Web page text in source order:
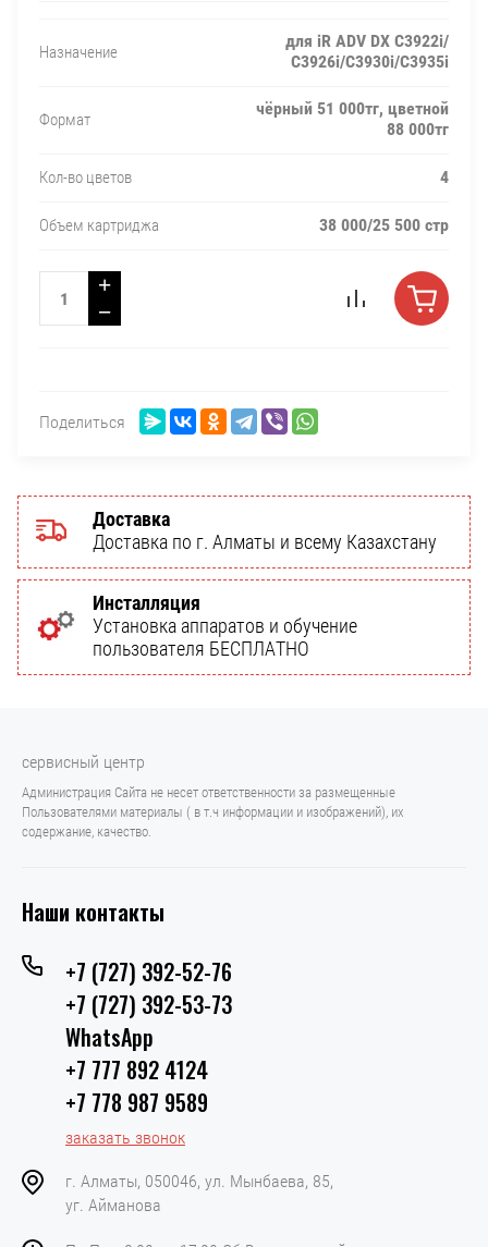
Назначение
для iR ADV DX C3922i/
С3926i/С3930i/C3935i
Формат
чёрный 51 000тг, цветной
88 000тг
Кол-во цветов 4
Объем картриджа 38 000/25 500 стр
−
+
Поделиться
Доставка
Доставка по г. Алматы и всему Казахстану
Инсталляция
Установка аппаратов и обучение
пользователя БЕСПЛАТНО
сервисный центр
Администрация Сайта не несет ответственности за размещенные
Пользователями материалы ( в т.ч информации и изображений), их
содержание, качество.
Наши контакты
+7 (727) 392-52-76
+7 (727) 392-53-73
WhatsApp
+7 777 892 4124
+7 778 987 9589
заказать звонок
г. Алматы, 050046, ул. Мынбаева, 85,
уг. Айманова